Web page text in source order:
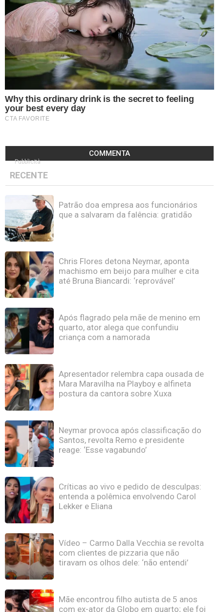
COMMENTA
Pubblicità
RECENTE
Patrão doa empresa aos funcionários
que a salvaram da falência: gratidão
Chris Flores detona Neymar, aponta
machismo em beijo para mulher e cita
até Bruna Biancardi: ‘reprovável’
Após flagrado pela mãe de menino em
quarto, ator alega que confundiu
criança com a namorada
Apresentador relembra capa ousada de
Mara Maravilha na Playboy e alfineta
postura da cantora sobre Xuxa
Neymar provoca após classificação do
Santos, revolta Remo e presidente
reage: ‘Esse vagabundo’
Críticas ao vivo e pedido de desculpas:
entenda a polêmica envolvendo Carol
Lekker e Eliana
Vídeo – Carmo Dalla Vecchia se revolta
com clientes de pizzaria que não
tiravam os olhos dele: ‘não entendi’
Mãe encontrou filho autista de 5 anos
com ex-ator da Globo em quarto; ele foi